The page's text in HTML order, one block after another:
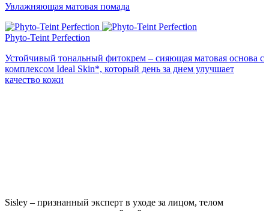
Увлажняющая матовая помада
Phyto-Teint Perfection
Устойчивый тональный фитокрем – сияющая матовая основа с
комплексом Ideal Skin*, который день за днем улучшает
качество кожи
Sisley – признанный эксперт в уходе за лицом, телом